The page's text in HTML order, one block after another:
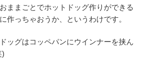
ままごとでホットドッグ作りができる
作っちゃおうか、というわけです。
ッグはコッペパンにウインナーを挟ん
)